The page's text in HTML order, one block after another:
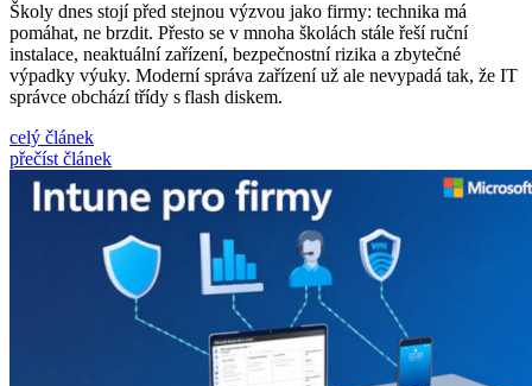
Školy dnes stojí před stejnou výzvou jako firmy: technika má
pomáhat, ne brzdit. Přesto se v mnoha školách stále řeší ruční
instalace, neaktuální zařízení, bezpečnostní rizika a zbytečné
výpadky výuky. Moderní správa zařízení už ale nevypadá tak, že IT
správce obchází třídy s flash diskem.
celý článek
přečíst článek